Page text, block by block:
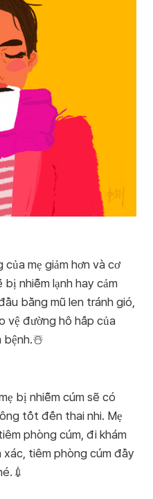
mẹ giảm hơn và cơ
bị nhiễm lạnh hay cảm
bằng mũ len tránh gió,
vệ đường hô hấp của
bệnh.☃️
bị nhiễm cúm sẽ có
tốt đến thai nhi. Mẹ
phòng cúm, đi khám
tiêm phòng cúm đầy